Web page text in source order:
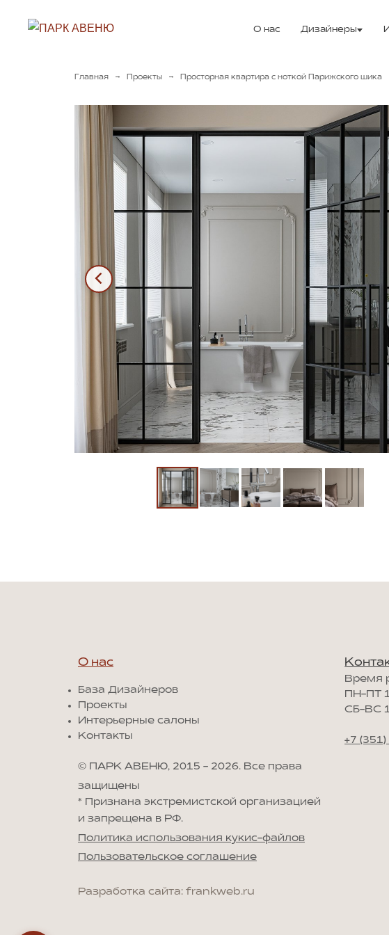
О нас Дизайнеры
Главная → Проекты → Просторная квартира с ноткой Парижского шика
О нас
База Дизайнеров
Проекты
Интерьерные салоны
Контакты
© ПАРК АВЕНЮ, 2015 - 2026. Все права
защищены
* Признана экстремистской организацией
и запрещена в РФ.
Время
ПН-ПТ
СБ-ВС
+7
Политика использования кукис-файлов
Пользовательское соглашение
Разработка сайта: frankweb.ru